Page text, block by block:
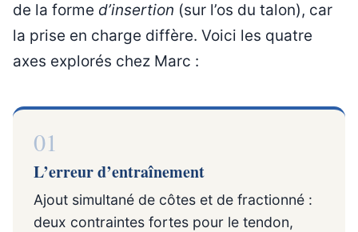
de la forme d’insertion (sur l’os du talon), car
la prise en charge diffère. Voici les quatre
axes explorés chez Marc :
01
L’erreur d’entraînement
Ajout simultané de côtes et de fractionné :
deux contraintes fortes pour le tendon,